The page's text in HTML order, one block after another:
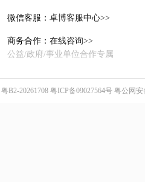
微信客服： 卓博客服中心>>
商务合作： 在线咨询>>
公益/政府/事业单位合作专属
粤B2-20261708 粤ICP备09027564号 粤公网安